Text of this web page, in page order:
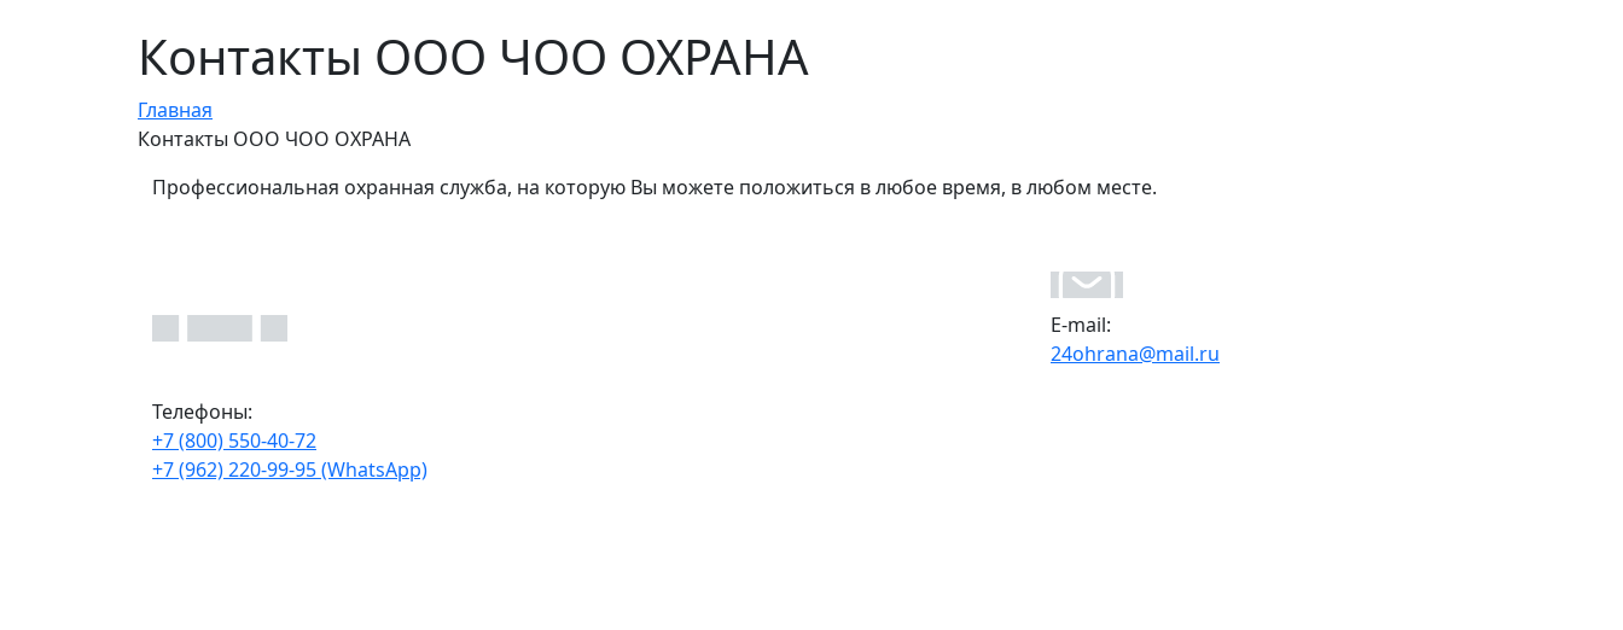
Контакты ООО ЧОО ОХРАНА
Главная
Контакты ООО ЧОО ОХРАНА
Профессиональная охранная служба, на которую Вы можете положиться в любое время, в любом месте.
Телефоны:
+7 (800) 550-40-72
+7 (962) 220-99-95 (WhatsApp)
E-mail:
24ohrana@mail.ru